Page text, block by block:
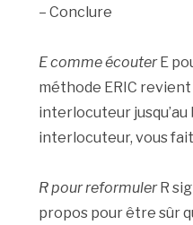
– Conclure
E comme écouterE
méthode ERIC
interlocuteur
interlocuteur, vous
R pour reformulerR
propos pour être sûr